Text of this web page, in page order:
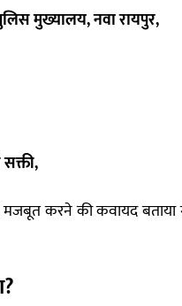
मुख्यालय, नवा रायपुर,
करने की कवायद